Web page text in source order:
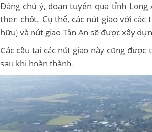
Đáng chú ý, đoạn tuyến qua tỉnh
then chốt. Cụ thể, các nút giao với các
hữu) và nút giao Tân An sẽ được xây
Các cầu tại các nút giao này cũng
sau khi hoàn thành.